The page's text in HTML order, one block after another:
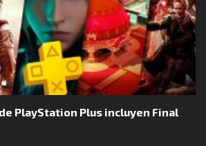
PlayStation Plus incluyen Final